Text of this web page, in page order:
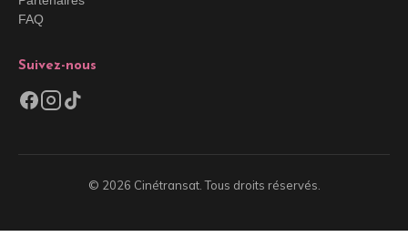
FAQ
Suivez-nous
© 2026 Cinétransat. Tous droits réservés.